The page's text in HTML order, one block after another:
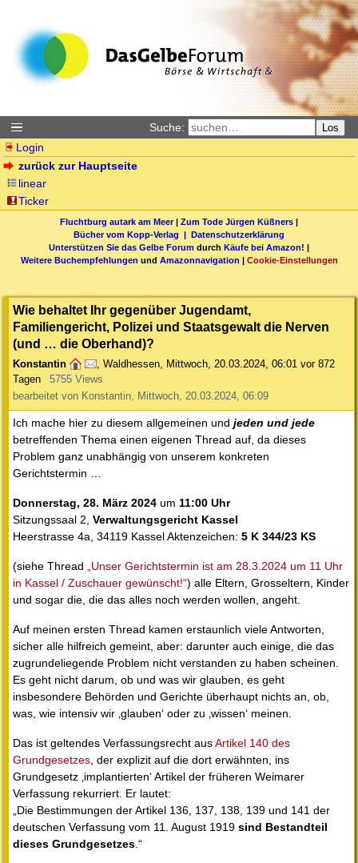
Suche: Los
Login
zurück zur Hauptseite
linear
Ticker
Fluchtburg autark am Meer| Zum Tode Jürgen Küßners |
Bücher vom Kopp-Verlag | Datenschutzerklärung
Unterstützen Sie das Gelbe Forum durch Käufe bei Amazon! |
Weitere Buchempfehlungen und Amazonnavigation | Cookie-Einstellungen
Wie behaltet Ihr gegenüber Jugendamt,
Familiengericht, Polizei und Staatsgewalt die Nerven
(und … die Oberhand)?
Konstantin , Waldhessen, Mittwoch, 20.03.2024, 06:01 vor 872
Tagen
5755 Views
bearbeitet von Konstantin, Mittwoch, 20.03.2024, 06:09
Ich mache hier zu diesem allgemeinen und jeden und jede
betreffenden Thema einen eigenen Thread auf, da dieses
Problem ganz unabhängig von unserem konkreten
Gerichtstermin …
Donnerstag, 28. März 2024 um 11:00 Uhr
Sitzungssaal 2, Verwaltungsgericht Kassel
Heerstrasse 4a, 34119 Kassel Aktenzeichen: 5 K 344/23 KS
(siehe Thread „Unser Gerichtstermin ist am 28.3.2024 um 11 Uhr
in Kassel / Zuschauer gewünscht!“) alle Eltern, Grosseltern, Kinder
und sogar die, die das alles noch werden wollen, angeht.
Auf meinen ersten Thread kamen erstaunlich viele Antworten,
sicher alle hilfreich gemeint, aber: darunter auch einige, die das
zugrundeliegende Problem nicht verstanden zu haben scheinen.
Es geht nicht darum, ob und was wir glauben, es geht
insbesondere Behörden und Gerichte überhaupt nichts an, ob,
was, wie intensiv wir ‚glauben‘ oder zu ‚wissen‘ meinen.
Das ist geltendes Verfassungsrecht ausArtikel 140 des
Grundgesetzes, der explizit auf die dort erwähnten, ins
Grundgesetz ‚implantierten‘ Artikel der früheren Weimarer
Verfassung rekurriert. Er lautet:
„Die Bestimmungen der Artikel 136, 137, 138, 139 und 141 der
deutschen Verfassung vom 11. August 1919 sind Bestandteil
dieses Grundgesetzes.“